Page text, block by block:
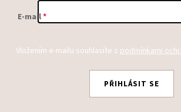
E-mail
Vložením e-mailu souhlasíte s podmínkami
PŘIHLÁSIT SE